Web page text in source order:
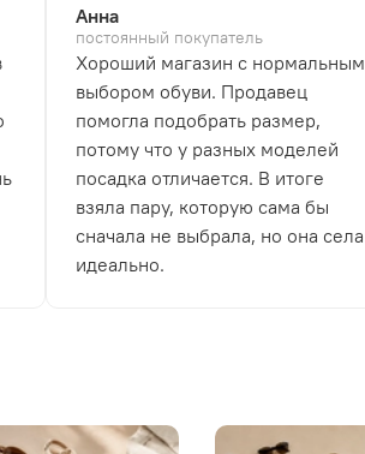
Анна
постоянный покупатель
Хороший магазин с нормальным
выбором обуви. Продавец
помогла подобрать размер,
потому что у разных моделей
посадка отличается. В итоге
взяла пару, которую сама бы
сначала не выбрала, но она села
идеально.